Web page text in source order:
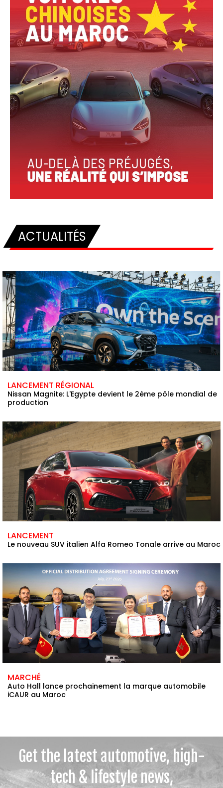
ACTUALITÉS
LANCEMENT RÉGIONAL
Nissan Magnite: L'Egypte devient le 2ème pôle mondial de
production
LANCEMENT
Le nouveau SUV italien Alfa Romeo Tonale arrive au Maroc
MARCHÉ
Auto Hall lance prochainement la marque automobile
iCAUR au Maroc
Get the latest automotive, high-
tech & lifestyle news,